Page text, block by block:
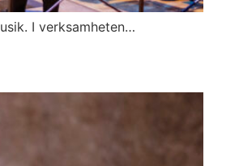
I verksamheten…